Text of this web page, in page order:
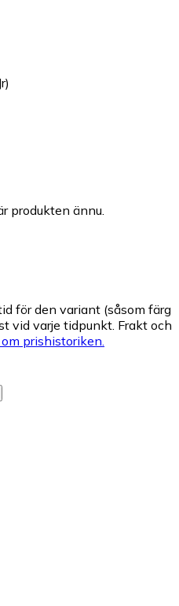
produkten ännu.
för den variant (såsom färg
vid varje tidpunkt. Frakt och
prishistoriken.